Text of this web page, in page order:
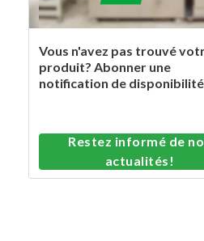
Vous n'avez pas trouvé
produit? Abonner une
notification de
Restez informé de
actualités!